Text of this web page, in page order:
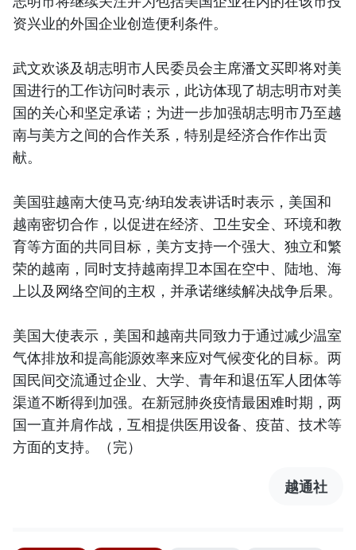
资兴业的外国企业创造便利条件。
武文欢谈及胡志明市人民委员会主席潘文买即将对美
国进行的工作访问时表示，此访体现了胡志明市对美
国的关心和坚定承诺；为进一步加强胡志明市乃至越
南与美方之间的合作关系，特别是经济合作作出贡
献。
美国驻越南大使马克·纳珀发表讲话时表示，美国和
越南密切合作，以促进在经济、卫生安全、环境和教
育等方面的共同目标，美方支持一个强大、独立和繁
荣的越南，同时支持越南捍卫本国在空中、陆地、海
上以及网络空间的主权，并承诺继续解决战争后果。
美国大使表示，美国和越南共同致力于通过减少温室
气体排放和提高能源效率来应对气候变化的目标。两
国民间交流通过企业、大学、青年和退伍军人团体等
渠道不断得到加强。在新冠肺炎疫情最困难时期，两
国一直并肩作战，互相提供医用设备、疫苗、技术等
方面的支持。（完）
越通社